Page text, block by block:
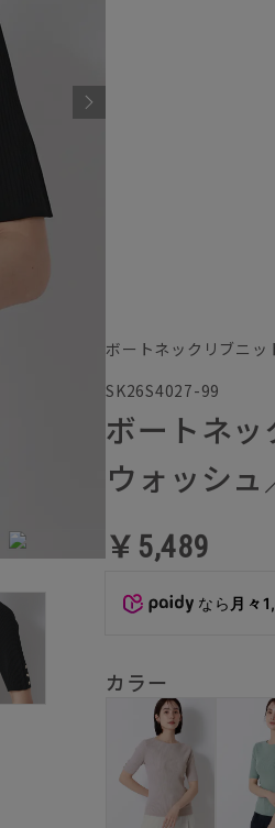
ボートネックリブニッ
SK26S4027-99
ボートネ
ウォッシ
￥5,489
なら 月々
カラー